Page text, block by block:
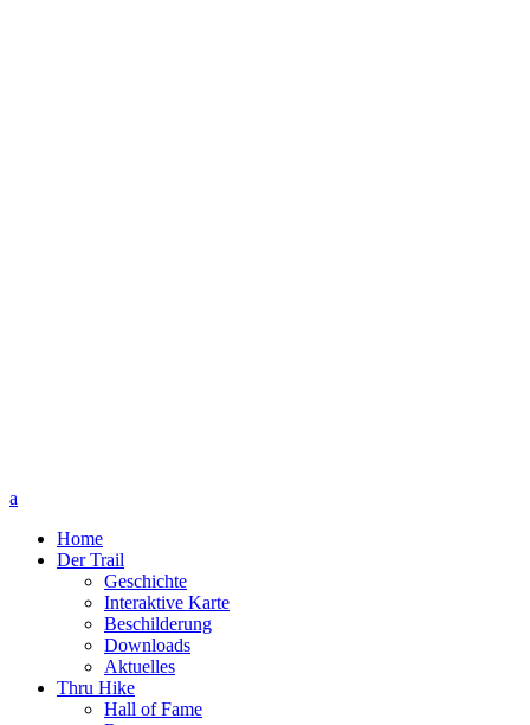
Home
Der Trail
Geschichte
Interaktive Karte
Beschilderung
Downloads
Aktuelles
Thru Hike
Hall of Fame